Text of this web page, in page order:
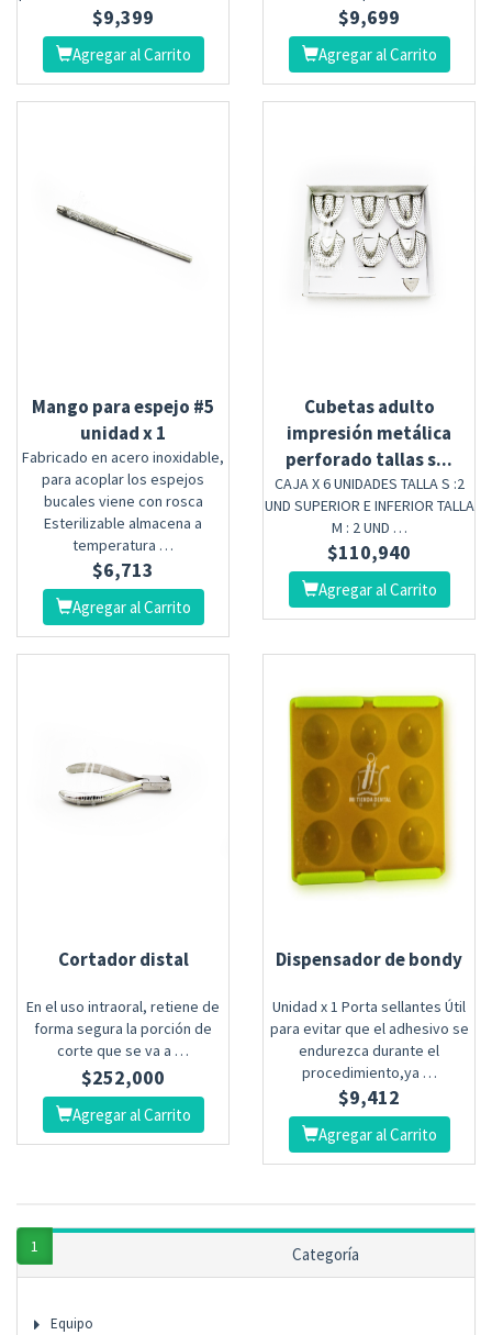
$9,399
Agregar al Carrito
$9,699
Agregar al Carrito
Mango para espejo #5
unidad x 1
Fabricado en acero inoxidable,
para acoplar los espejos
bucales viene con rosca
Esterilizable almacena a
temperatura …
$6,713
Agregar al Carrito
Cubetas adulto
impresión metálica
perforado tallas s...
CAJA X 6 UNIDADES TALLA S :2
UND SUPERIOR E INFERIOR TALLA
M : 2 UND …
$110,940
Agregar al Carrito
Cortador distal
En el uso intraoral, retiene de
forma segura la porción de
corte que se va a …
$252,000
Agregar al Carrito
Dispensador de bondy
Unidad x 1 Porta sellantes Útil
para evitar que el adhesivo se
endurezca durante el
procedimiento,ya …
$9,412
Agregar al Carrito
1 Categoría
Equipo